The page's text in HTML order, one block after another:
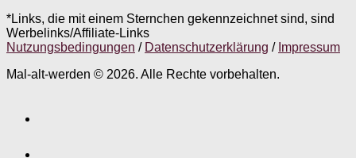
*Links, die mit einem Sternchen gekennzeichnet sind, sind
Werbelinks/Affiliate-Links
Nutzungsbedingungen / Datenschutzerklärung / Impressum
Mal-alt-werden © 2026. Alle Rechte vorbehalten.